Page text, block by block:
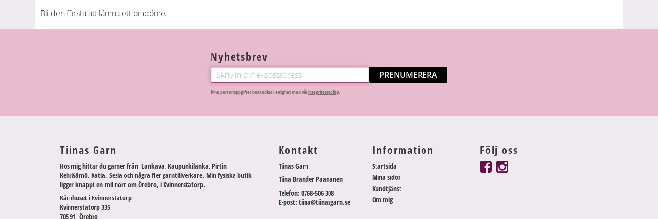
Bli den första att lämna ett omdöme.
Nyhetsbrev
PRENUMERERA
Dina personuppgifter behandlas i enlighet med vårintegritetspolicy.
Tiinas Garn
Hos mig hittar du garner från Lankava, Kaupunkilanka, Pirtin
Kehräämö, Katia, Sesia och några fler garntillverkare. Min fysiska butik
ligger knappt en mil norr om Örebro, i Kvinnerstatorp.
Kärnhuset i Kvinnerstatorp
Kvinnerstatorp 335
705 91 Örebro
Kontakt
Tiinas Garn
Tiina Brander Paananen
Telefon: 0768-506 308
E-post: tiina@tiinasgarn.se
Information
Startsida
Mina sidor
Kundtjänst
Om mig
Följ oss